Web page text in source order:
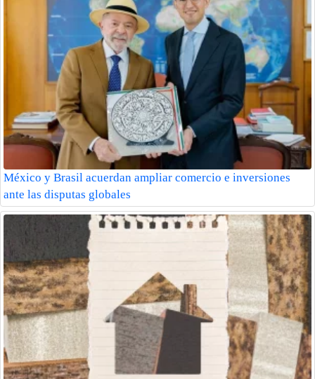
México y Brasil acuerdan ampliar comercio e inversiones
ante las disputas globales